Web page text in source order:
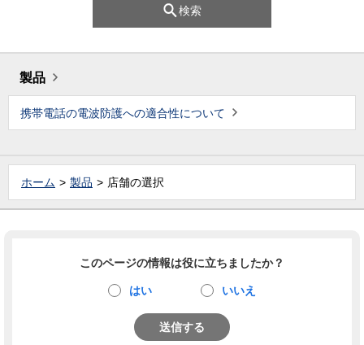
検索
製品
携帯電話の電波防護への適合性について
ホーム 製品 店舗の選択
このページの情報は役に立ちましたか？
はい いいえ
送信する